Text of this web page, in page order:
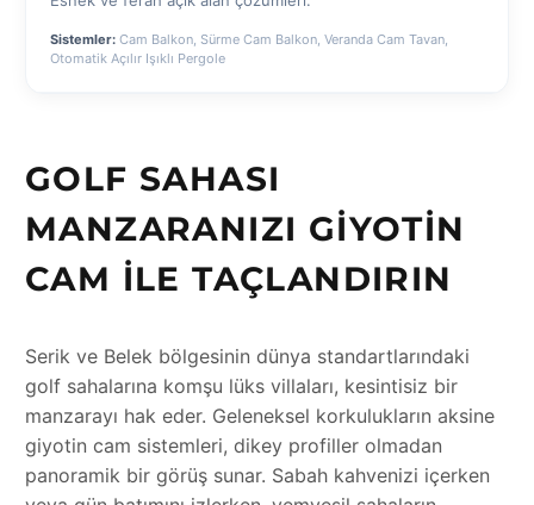
Sistemler: Cam Balkon, Sürme Cam Balkon, Veranda Cam Tavan,
Otomatik Açılır Işıklı Pergole
GOLF SAHASI
MANZARANIZI GIYOTIN
CAM ILE TAÇLANDIRIN
Serik ve Belek bölgesinin dünya standartlarındaki
golf sahalarına komşu lüks villaları, kesintisiz bir
manzarayı hak eder. Geleneksel korkulukların aksine
giyotin cam sistemleri, dikey profiller olmadan
panoramik bir görüş sunar. Sabah kahvenizi içerken